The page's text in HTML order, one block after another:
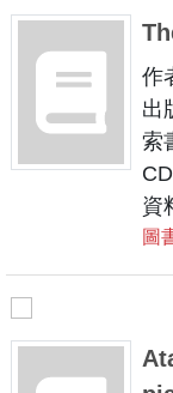
作
出
索
資
圖